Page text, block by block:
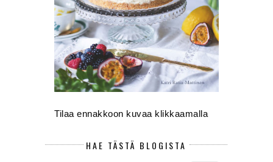
Tilaa ennakkoon kuvaa klikkaamalla
HAE TÄSTÄ BLOGISTA